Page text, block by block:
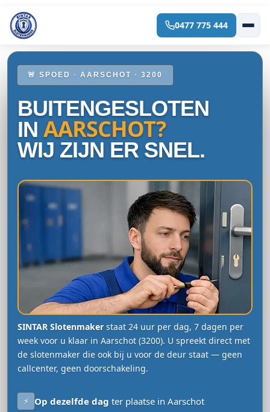
Spring
inhoud
0477 775 444
🚨 SPOED · AARSCHOT · 3200
BUITENGESLOTEN
IN AARSCHOT?
WIJ ZIJN ER SNEL.
SINTAR Slotenmaker staat 24 uur per dag, 7 dagen per
week voor u klaar in Aarschot (3200). U spreekt direct met
de slotenmaker die ook bij u voor de deur staat — geen
callcenter, geen doorschakeling.
⚡ Op dezelfde dag ter plaatse in Aarschot